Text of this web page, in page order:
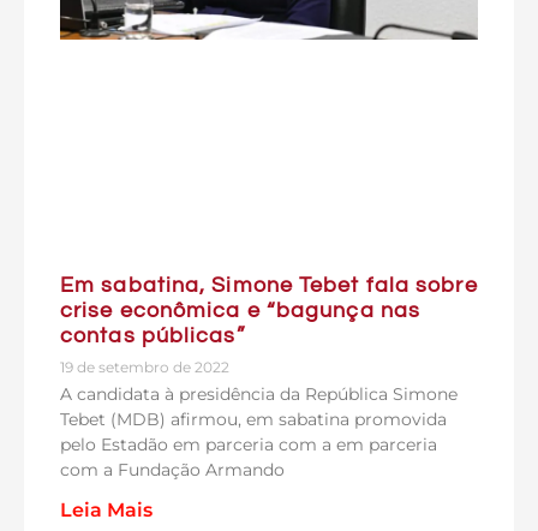
Em sabatina, Simone Tebet fala sobre
crise econômica e “bagunça nas
contas públicas”
19 de setembro de 2022
A candidata à presidência da República Simone
Tebet (MDB) afirmou, em sabatina promovida
pelo Estadão em parceria com a em parceria
com a Fundação Armando
Leia Mais